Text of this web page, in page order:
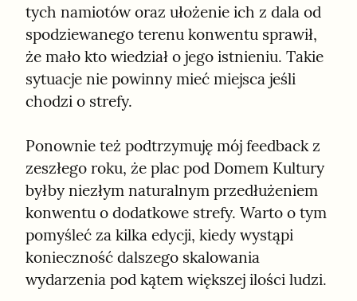
tych namiotów oraz ułożenie ich z dala od
spodziewanego terenu konwentu sprawił,
że mało kto wiedział o jego istnieniu. Takie
sytuacje nie powinny mieć miejsca jeśli
chodzi o strefy.
Ponownie też podtrzymuję mój feedback z
zeszłego roku, że plac pod Domem Kultury
byłby niezłym naturalnym przedłużeniem
konwentu o dodatkowe strefy. Warto o tym
pomyśleć za kilka edycji, kiedy wystąpi
konieczność dalszego skalowania
wydarzenia pod kątem większej ilości ludzi.